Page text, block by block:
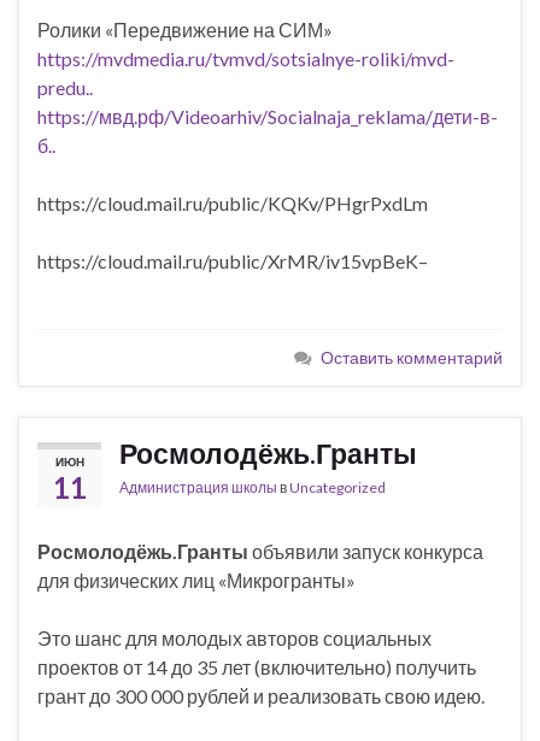
Ролики «Передвижение на СИМ»
https://mvdmedia.ru/tvmvd/sotsialnye-roliki/mvd-
predu..
https://мвд.рф/Videoarhiv/Socialnaja_reklama/дети-в-
б..
https://cloud.mail.ru/public/KQKv/PHgrPxdLm
https://cloud.mail.ru/public/XrMR/iv15vpBeK–
Оставить комментарий
ИЮН
11
Росмолодёжь.Гранты
Администрация школы вUncategorized
Росмолодёжь.Гранты объявили запуск конкурса
для физических лиц «Микрогранты»
Это шанс для молодых авторов социальных
проектов от 14 до 35 лет (включительно) получить
грант до 300 000 рублей и реализовать свою идею.